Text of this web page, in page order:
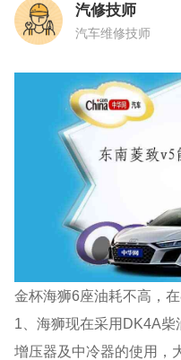
汽修技师
汽车维修技师
金杯海狮6座油耗不高，在
1、海狮现在采用DK4A
增压器及中冷器的使用，